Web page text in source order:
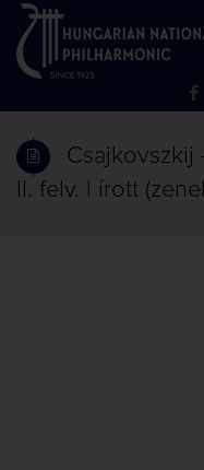
Csajkovszkij
II. felv. | írott